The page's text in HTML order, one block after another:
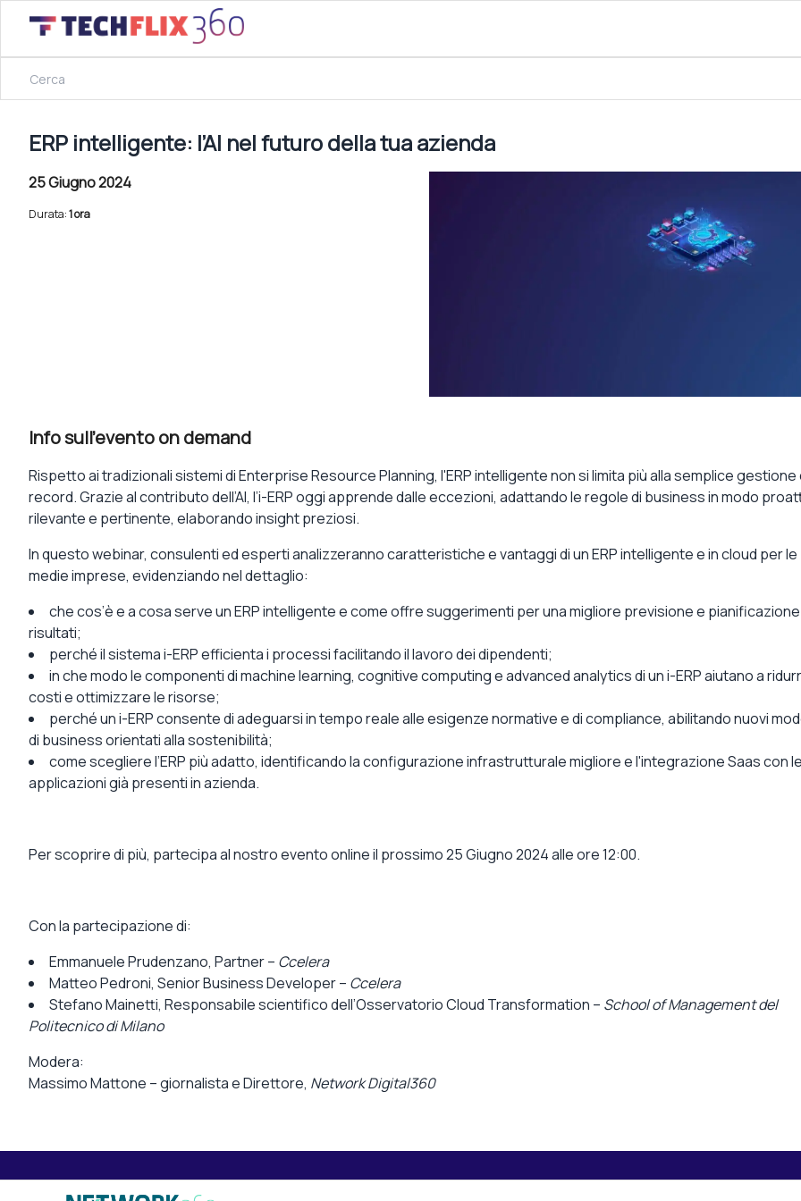
ERP intelligente: l’AI nel futuro della tua azienda
ERP intelligente: l’AI nel futuro della tua azienda
25 Giugno 2024
Durata:1 ora
Info sull'evento on demand
Rispetto ai tradizionali sistemi di Enterprise Resource Planning, l'ERP intelligente non si limita più alla semplice gestione
record. Grazie al contributo dell’AI, l’i-ERP oggi apprende dalle eccezioni, adattando le regole di business in modo
rilevante e pertinente, elaborando insight preziosi.
In questo webinar, consulenti ed esperti analizzeranno caratteristiche e vantaggi di un ERP intelligente e in cloud per le
medie imprese, evidenziando nel dettaglio:
che cos’è e a cosa serve un ERP intelligente e come offre suggerimenti per una migliore previsione e
risultati;
perché il sistema i-ERP efficienta i processi facilitando il lavoro dei dipendenti;
in che modo le componenti di machine learning, cognitive computing e advanced analytics di un i-ERP aiutano a
costi e ottimizzare le risorse;
perché un i-ERP consente di adeguarsi in tempo reale alle esigenze normative e di compliance, abilitando nuovi
di business orientati alla sostenibilità;
come scegliere l’ERP più adatto, identificando la configurazione infrastrutturale migliore e l'integrazione Saas con le
applicazioni già presenti in azienda.
Per scoprire di più, partecipa al nostro evento online il prossimo 25 Giugno 2024 alle ore 12:00.
Con la partecipazione di:
Emmanuele Prudenzano, Partner – Ccelera
Matteo Pedroni, Senior Business Developer – Ccelera
Stefano Mainetti, Responsabile scientifico dell’Osservatorio Cloud Transformation – School of Management del
Politecnico di Milano
Modera:
Massimo Mattone – giornalista e Direttore, Network Digital360